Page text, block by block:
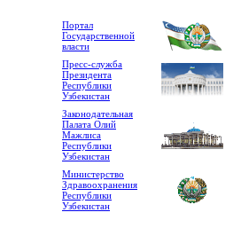
Портал
Государственной
власти
Пресс-служба
Президента
Республики
Узбекистан
Законодательная
Палата Олий
Мажлиса
Республики
Узбекистан
Министерство
Здравоохранения
Республики
Узбекистан